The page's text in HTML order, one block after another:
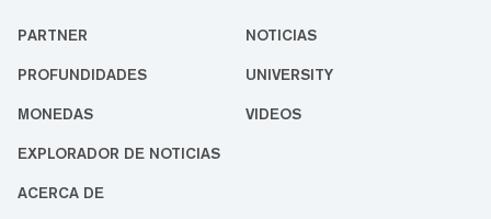
PARTNER NOTICIAS
PROFUNDIDADES UNIVERSITY
MONEDAS VIDEOS
EXPLORADOR DE NOTICIAS
ACERCA DE